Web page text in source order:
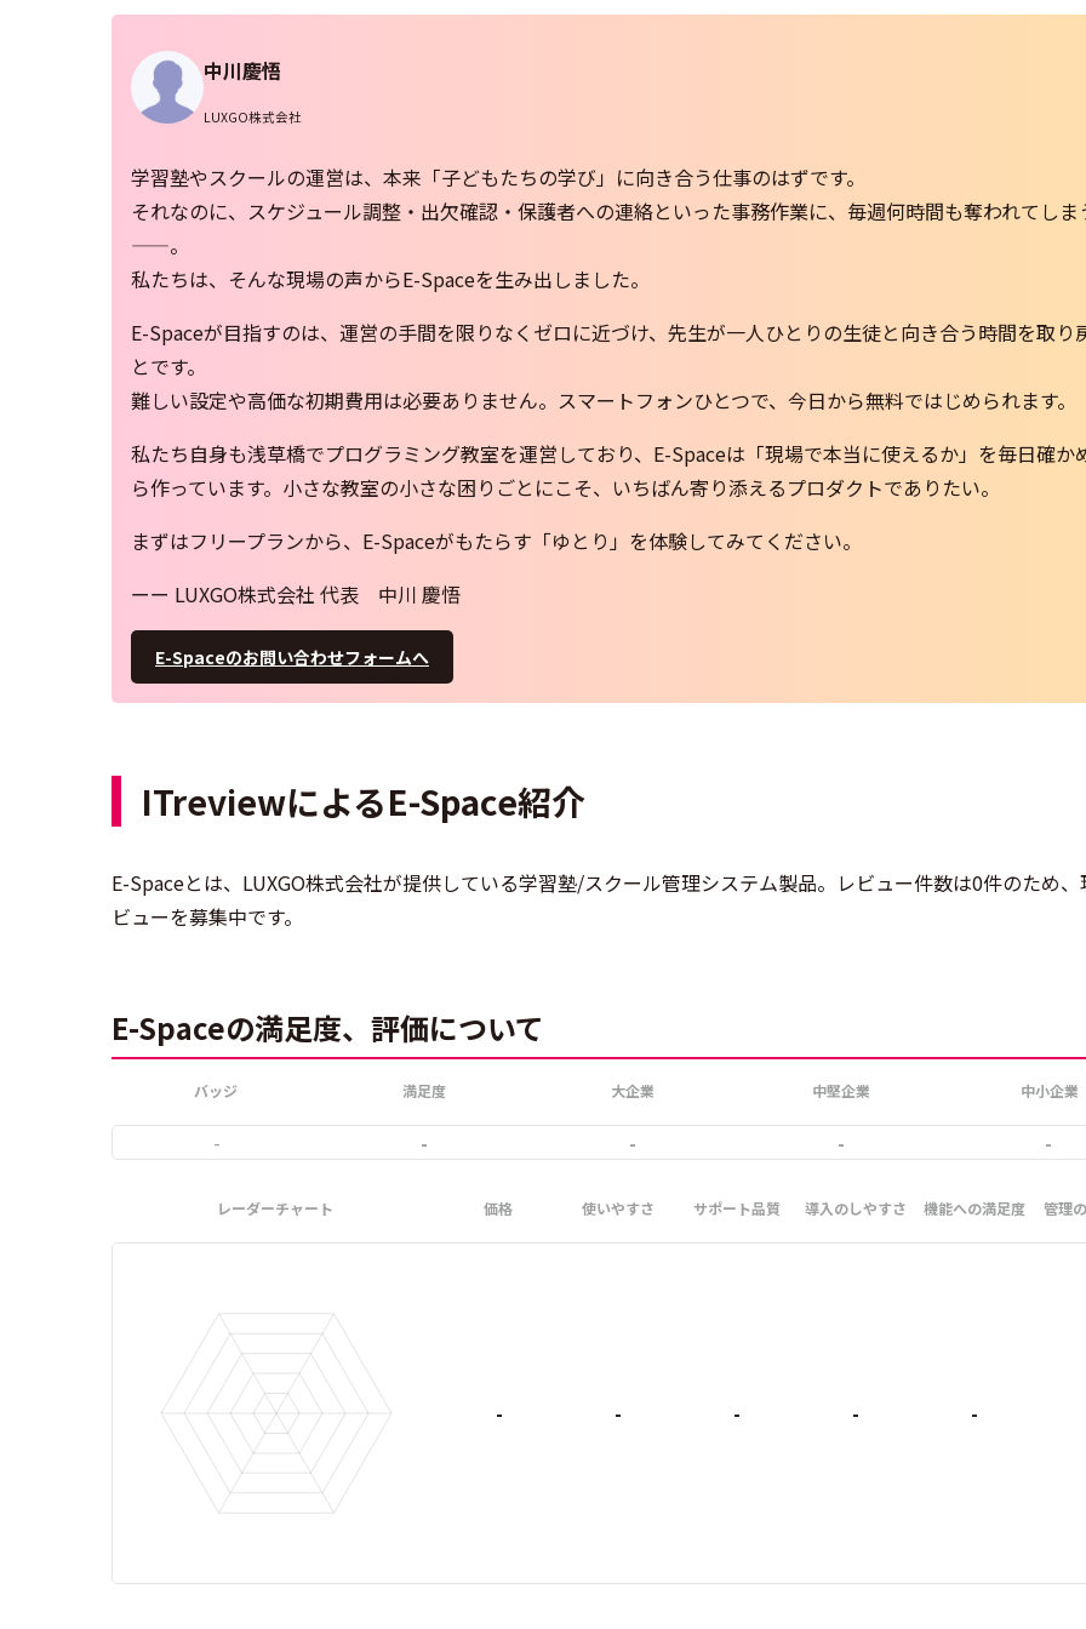
中川慶悟
LUXGO株式会社
学習塾やスクールの運営は、本来「子どもたちの学び」に向き合う仕事のはずです。
それなのに、スケジュール調整・出欠確認・保護者への連絡といった事務作業に、毎週何時間も奪われてしま
——。
私たちは、そんな現場の声からE-Spaceを生み出しました。
E-Spaceが目指すのは、運営の手間を限りなくゼロに近づけ、先生が一人ひとりの生徒と向き合う時間を取り
とです。
難しい設定や高価な初期費用は必要ありません。スマートフォンひとつで、今日から無料ではじめられます。
私たち自身も浅草橋でプログラミング教室を運営しており、E-Spaceは「現場で本当に使えるか」を毎日確か
ら作っています。小さな教室の小さな困りごとにこそ、いちばん寄り添えるプロダクトでありたい。
まずはフリープランから、E-Spaceがもたらす「ゆとり」を体験してみてください。
ーー LUXGO株式会社 代表 中川 慶悟
E-Spaceのお問い合わせフォームへ
ITreviewによるE-Space紹介
E-Spaceとは、LUXGO株式会社が提供している学習塾/スクール管理システム製品。レビュー件数は0件のため
ビューを募集中です。
E-Spaceの満足度、評価について
バッジ 満足度 大企業 中堅企業 中小企業
- - - - -
レーダーチャート 価格 使いやすさ サポート品質 導入のしやすさ 機能への満足度 管理
- - - - -